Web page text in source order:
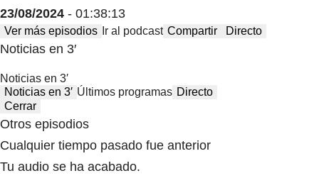
23/08/2024 - 01:38:13
Ver más episodios Ir al podcast Compartir Directo
Noticias en 3′
Noticias en 3′
Noticias en 3′ Últimos programas Directo
Cerrar
Otros episodios
Cualquier tiempo pasado fue anterior
Tu audio se ha acabado.